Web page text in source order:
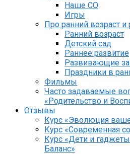
Наше СО
Игры
Про ранний возраст и
Ранний возраст
Детский сад
Раннее развитие
Развивающие
Праздники в
Фильмы
Часто задаваемые
«Родительство и
Отзывы
Курс «Эволюция
Курс «Современная
Курс «Дети и
Баланс»